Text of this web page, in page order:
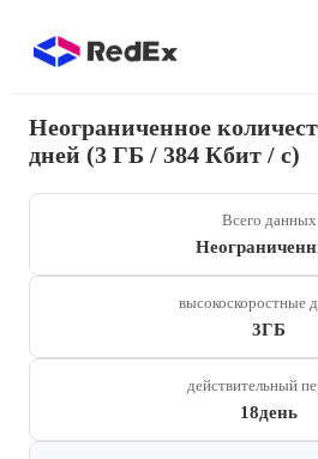
Неограниченное
дней (3 ГБ / 384 Кбит / с)
Всего данных
высокоскоростные
3ГБ
действительный
18день